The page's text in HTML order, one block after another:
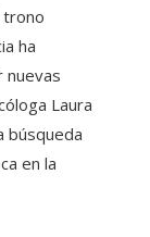
trono
ha
nuevas
Laura
búsqueda
en la